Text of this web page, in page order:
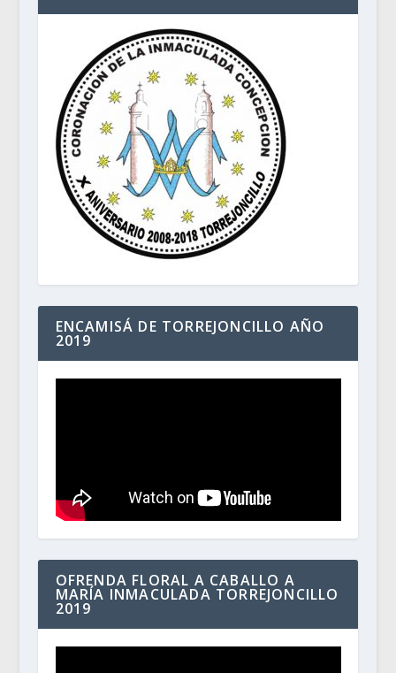
ENCAMISÁ DE TORREJONCILLO AÑO
2019
OFRENDA FLORAL A CABALLO A
MARÍA INMACULADA TORREJONCILLO
2019